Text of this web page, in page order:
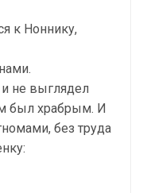
к Ноннику,
и не выглядел
был храбрым. И
без труда